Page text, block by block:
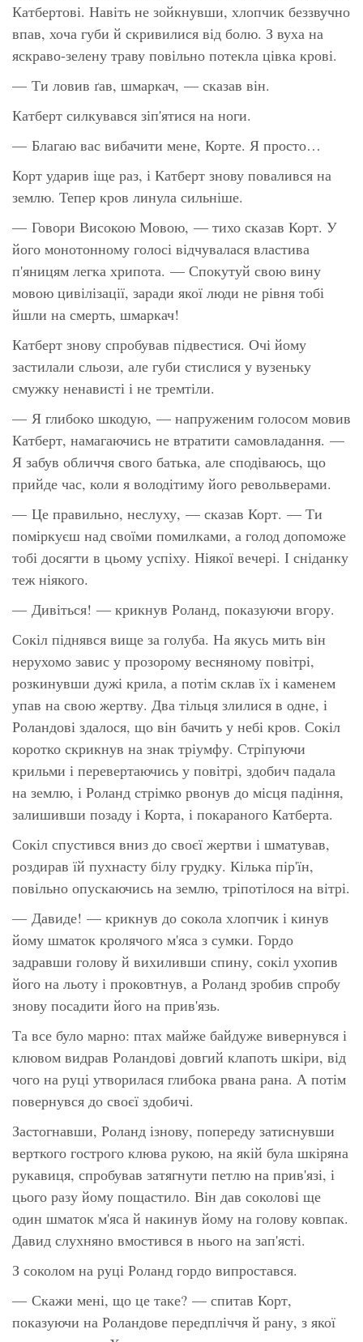
Катбертові. Навіть не зойкнувши, хлопчик беззвучно
впав, хоча губи й скривилися від болю. З вуха на
яскраво-зелену траву повільно потекла цівка крові.
— Ти ловив ґав, шмаркач, — сказав він.
Катберт силкувався зіп'ятися на ноги.
— Благаю вас вибачити мене, Корте. Я просто…
Корт ударив іще раз, і Катберт знову повалився на
землю. Тепер кров линула сильніше.
— Говори Високою Мовою, — тихо сказав Корт. У
його монотонному голосі відчувалася властива
п'яницям легка хрипота. — Спокутуй свою вину
мовою цивілізації, заради якої люди не рівня тобі
йшли на смерть, шмаркач!
Катберт знову спробував підвестися. Очі йому
застилали сльози, але губи стислися у вузеньку
смужку ненависті і не тремтіли.
— Я глибоко шкодую, — напруженим голосом мовив
Катберт, намагаючись не втратити самовладання. —
Я забув обличчя свого батька, але сподіваюсь, що
прийде час, коли я володітиму його револьверами.
— Це правильно, неслуху, — сказав Корт. — Ти
поміркуєш над своїми помилками, а голод допоможе
тобі досягти в цьому успіху. Ніякої вечері. І сніданку
теж ніякого.
— Дивіться! — крикнув Роланд, показуючи вгору.
Сокіл піднявся вище за голуба. На якусь мить він
нерухомо завис у прозорому весняному повітрі,
розкинувши дужі крила, а потім склав їх і каменем
упав на свою жертву. Два тільця злилися в одне, і
Роландові здалося, що він бачить у небі кров. Сокіл
коротко скрикнув на знак тріумфу. Стріпуючи
крильми і перевертаючись у повітрі, здобич падала
на землю, і Роланд стрімко рвонув до місця падіння,
залишивши позаду і Корта, і покараного Катберта.
Сокіл спустився вниз до своєї жертви і шматував,
роздирав їй пухнасту білу грудку. Кілька пір'їн,
повільно опускаючись на землю, тріпотілося на вітрі.
— Давиде! — крикнув до сокола хлопчик і кинув
йому шматок кролячого м'яса з сумки. Гордо
задравши голову й вихиливши спину, сокіл ухопив
його на льоту і проковтнув, а Роланд зробив спробу
знову посадити його на прив'язь.
Та все було марно: птах майже байдуже вивернувся і
клювом видрав Роландові довгий клапоть шкіри, від
чого на руці утворилася глибока рвана рана. А потім
повернувся до своєї здобичі.
Застогнавши, Роланд ізнову, попереду затиснувши
верткого гострого клюва рукою, на якій була шкіряна
рукавиця, спробував затягнути петлю на прив'язі, і
цього разу йому пощастило. Він дав соколові ще
один шматок м'яса й накинув йому на голову ковпак.
Давид слухняно вмостився в нього на зап'ясті.
З соколом на руці Роланд гордо випростався.
— Скажи мені, що це таке? — спитав Корт,
показуючи на Роландове передпліччя й рану, з якої